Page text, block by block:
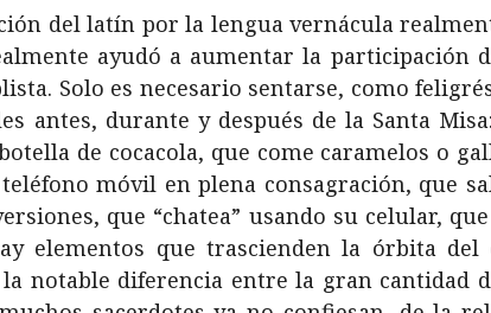
del latín por la lengua vernácula
ayudó a aumentar la participación
Solo es necesario sentarse, como
antes, durante y después de la Santa
de cocacola, que come caramelos o
móvil en plena consagración, que
que “chatea” usando su celular,
elementos que trascienden la órbita
notable diferencia entre la gran cantidad